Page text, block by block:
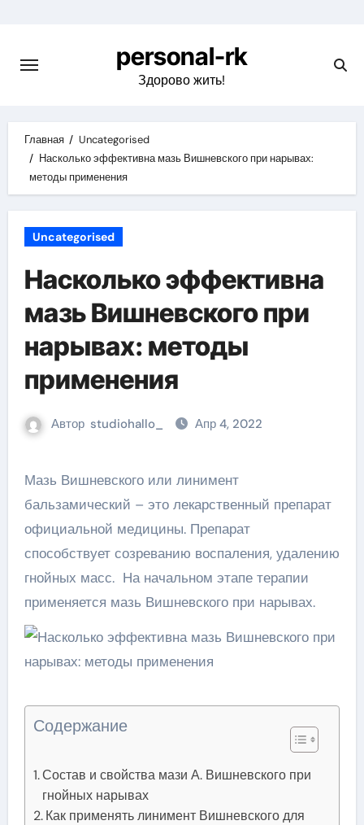
содержимому
personal-rk
Здорово жить!
Главная
Uncategorised
Насколько эффективна мазь Вишневского при нарывах:
методы применения
Uncategorised
Насколько эффективна
мазь Вишневского при
нарывах: методы
применения
Автор studiohallo_ Апр 4, 2022
Мазь Вишневского или линимент
бальзамический – это лекарственный препарат
официальной медицины. Препарат
способствует созреванию воспаления, удалению
гнойных масс. На начальном этапе терапии
применяется мазь Вишневского при нарывах.
Содержание
Состав и свойства мази А. Вишневского при
гнойных нарывах
Как применять линимент Вишневского для